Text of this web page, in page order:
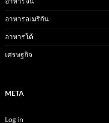
อาหารอเมริกัน
อาหารใต้
เศรษฐกิจ
META
Log in